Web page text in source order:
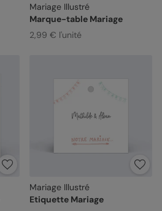
Mariage Illustré
Marque-table Mariage
2,99 € l'unité
Mariage Illustré
Etiquette Mariage